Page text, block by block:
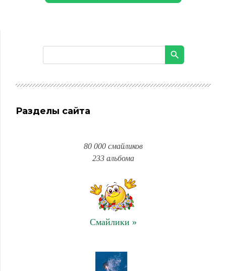
Разделы сайта
80 000 смайликов
233 альбома
Смайлики »